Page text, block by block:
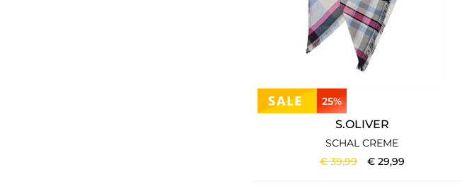
25%
S.OLIVER
SCHAL CREME
€39,99 € 29,99